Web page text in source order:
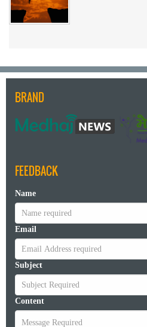
BRAND
FEEDBACK
Name
Email
Subject
Content